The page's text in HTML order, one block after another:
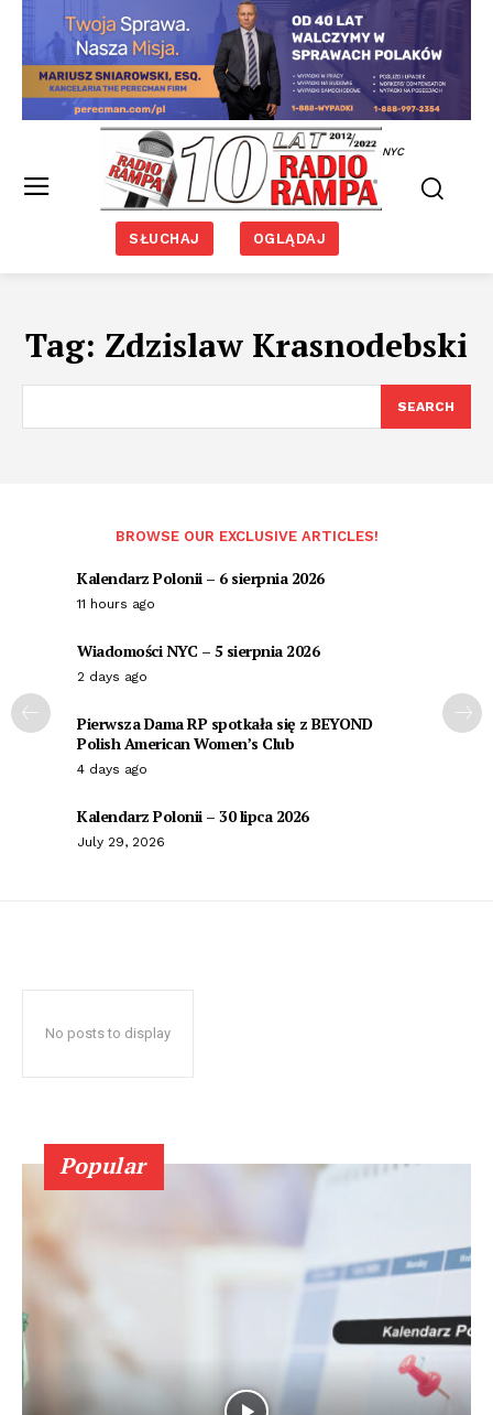
NYC
SŁUCHAJ OGLĄDAJ
Tag: Zdzislaw Krasnodebski
SEARCH
BROWSE OUR EXCLUSIVE ARTICLES!
Kalendarz Polonii – 6 sierpnia 2026
11 hours ago
Wiadomości NYC – 5 sierpnia 2026
2 days ago
Pierwsza Dama RP spotkała się z BEYOND
Polish American Women’s Club
4 days ago
Kalendarz Polonii – 30 lipca 2026
July 29, 2026
No posts to display
Popular